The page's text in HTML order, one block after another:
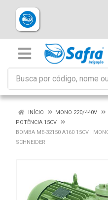
INÍCIO
MONO 220/440V
POTÊNCIA 15CV
BOMBA ME-32150 A160 15CV |
SCHNEIDER